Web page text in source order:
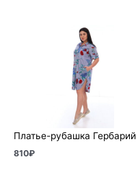
Платье-рубашка Гербарий
810₽